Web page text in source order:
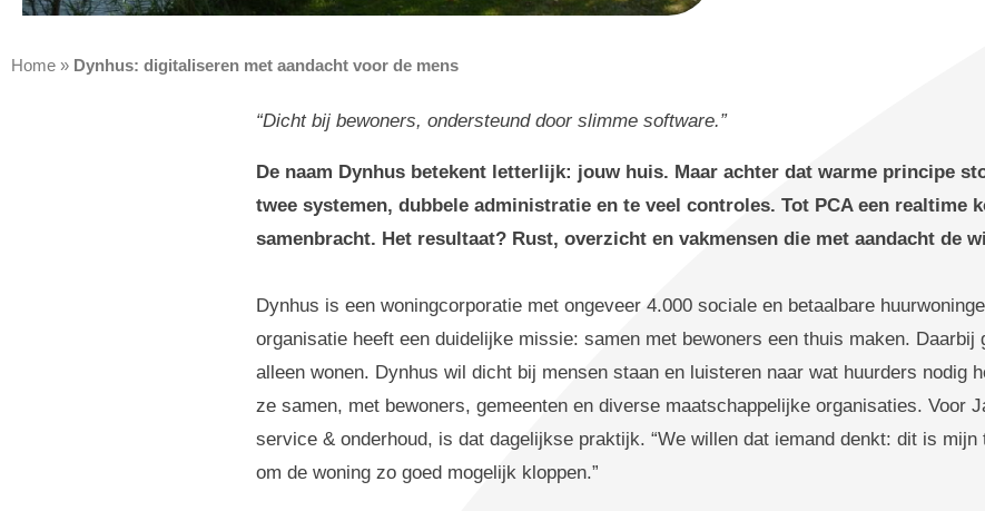
Home » Dynhus: digitaliseren met aandacht voor de mens
“Dicht bij bewoners, ondersteund door slimme software.”
De naam Dynhus betekent letterlijk: jouw huis. Maar achter dat warme principe
twee systemen, dubbele administratie en te veel controles. Tot PCA een realtime
samenbracht. Het resultaat? Rust, overzicht en vakmensen die met aandacht de
Dynhus is een woningcorporatie met ongeveer 4.000 sociale en betaalbare
organisatie heeft een duidelijke missie: samen met bewoners een thuis maken. Daarbij
alleen wonen. Dynhus wil dicht bij mensen staan en luisteren naar wat huurders nodig
ze samen, met bewoners, gemeenten en diverse maatschappelijke organisaties. Voor
service & onderhoud, is dat dagelijkse praktijk. “We willen dat iemand denkt: dit is
om de woning zo goed mogelijk kloppen.”